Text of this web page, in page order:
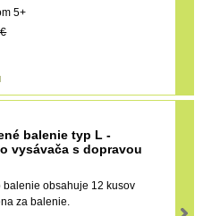
5+
balenie typ L -
vysávača s dopravou
balenie obsahuje 12 kusov
za balenie.